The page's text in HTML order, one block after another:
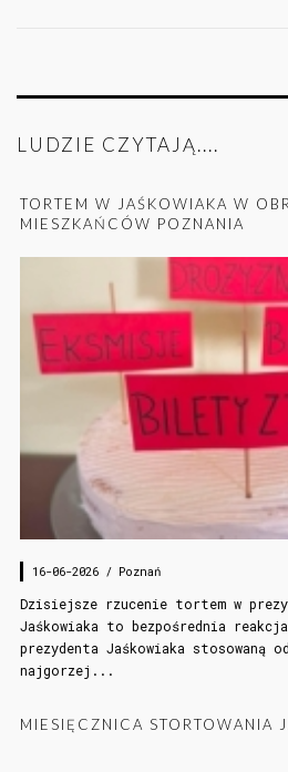
LUDZIE CZYTAJĄ....
TORTEM W JAŚKOWIAKA W
MIESZKAŃCÓW POZNANIA
16-06-2026 / Poznań
Dzisiejsze rzucenie tortem w
Jaśkowiaka to bezpośrednia
prezydenta Jaśkowiaka stosowaną
najgorzej...
MIESIĘCZNICA STORTOWANIA